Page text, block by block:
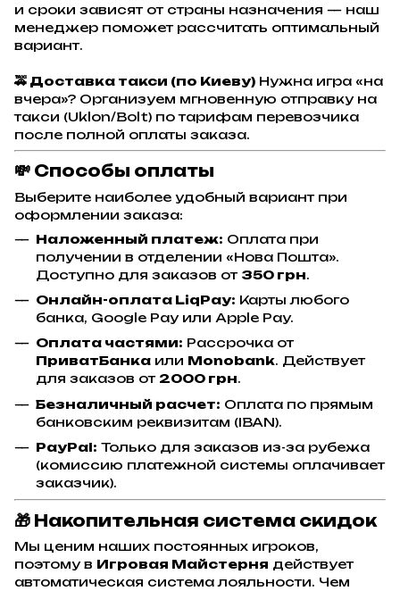
и сроки зависят от страны назначения — наш
менеджер поможет рассчитать оптимальный
вариант.
🚕 Доставка такси (по Киеву) Нужна игра «на
вчера»? Организуем мгновенную отправку на
такси (Uklon/Bolt) по тарифам перевозчика
после полной оплаты заказа.
💸 Способы оплаты
Выберите наиболее удобный вариант при
оформлении заказа:
Наложенный платеж: Оплата при
получении в отделении «Нова Пошта».
Доступно для заказов от 350 грн.
Онлайн-оплата LiqPay: Карты любого
банка, Google Pay или Apple Pay.
Оплата частями: Рассрочка от
ПриватБанка или Monobank. Действует
для заказов от 2000 грн.
Безналичный расчет: Оплата по прямым
банковским реквизитам (IBAN).
PayPal: Только для заказов из-за рубежа
(комиссию платежной системы оплачивает
заказчик).
🎁 Накопительная система скидок
Мы ценим наших постоянных игроков,
поэтому в Игровая Майстерня действует
автоматическая система лояльности. Чем